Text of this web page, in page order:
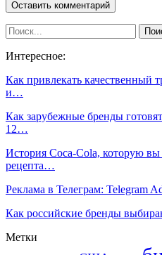
Интересное:
Как привлекать качественный
и…
Как зарубежные бренды
12…
История Coca-Cola, которую вы
рецепта…
Реклама в Телеграм: Telegram
Как российские бренды
Метки